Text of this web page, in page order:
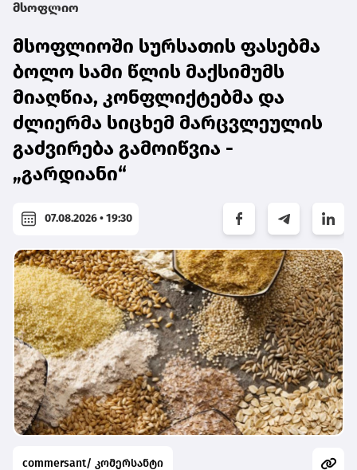
მსოფლიო
მსოფლიოში სურსათის ფასებმა
ბოლო სამი წლის მაქსიმუმს
მიაღწია, კონფლიქტებმა და
ძლიერმა სიცხემ მარცვლეულის
გაძვირება გამოიწვია -
„გარდიანი“
07.08.2026 • 19:30
commersant/ კომერსანტი